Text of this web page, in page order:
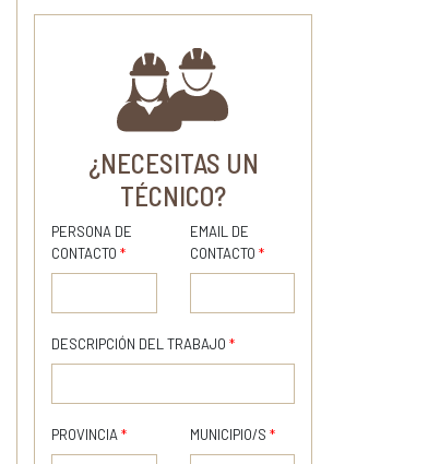
¿NECESITAS UN
TÉCNICO?
PERSONA DE
CONTACTO *
EMAIL DE
CONTACTO *
DESCRIPCIÓN DEL TRABAJO *
PROVINCIA * MUNICIPIO/S *